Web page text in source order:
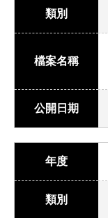
類別
檔案名稱
公開日期
年度
類別